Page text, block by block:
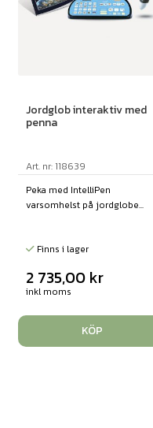
Jordglob interaktiv med
penna
Art. nr: 118639
Peka med IntelliPen
varsomhelst på jordglobe...
Finns i lager
2 735,00 kr
inkl moms
KÖP